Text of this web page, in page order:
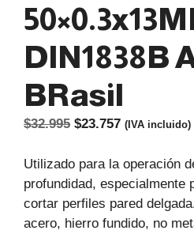
DIN1838B
BRasil
$32.995 El
original
era:
$32.995.
$23.757El
actual
es:
$23.757.
(IVA incluido)
Utilizado para la operación
profundidad, especialmente
cortar perfiles pared
acero, hierro fundido, no